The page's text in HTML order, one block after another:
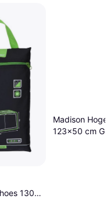
130 x
Madison Hoge
123x50 cm